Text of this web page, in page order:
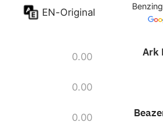
EN-Original
Ark
0.00
0.00
0.00